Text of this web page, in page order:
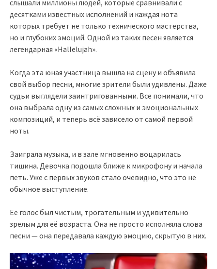
слышали миллионы людей, которые сравнивали с
десятками известных исполнений и каждая нота
которых требует не только технического мастерства,
но и глубоких эмоций. Одной из таких песен является
легендарная «Hallelujah».
Когда эта юная участница вышла на сцену и объявила
свой выбор песни, многие зрители были удивлены. Даже
судьи выглядели заинтригованными. Все понимали, что
она выбрала одну из самых сложных и эмоциональных
композиций, и теперь всё зависело от самой первой
ноты.
Заиграла музыка, и в зале мгновенно воцарилась
тишина. Девочка подошла ближе к микрофону и начала
петь. Уже с первых звуков стало очевидно, что это не
обычное выступление.
Её голос был чистым, трогательным и удивительно
зрелым для её возраста. Она не просто исполняла слова
песни — она передавала каждую эмоцию, скрытую в них.